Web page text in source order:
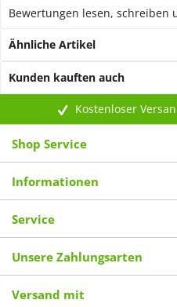
Bewertungen lesen, schreiben
Ähnliche Artikel
Kunden kauften auch
Kostenloser
Shop Service
Informationen
Service
Unsere Zahlungsarten
Versand mit